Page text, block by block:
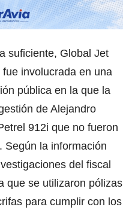
suficiente, Global Jet
involucrada en una
pública en la que la
de Alejandro
912i que no fueron
Según la información
del fiscal
que se utilizaron pólizas
para cumplir con los